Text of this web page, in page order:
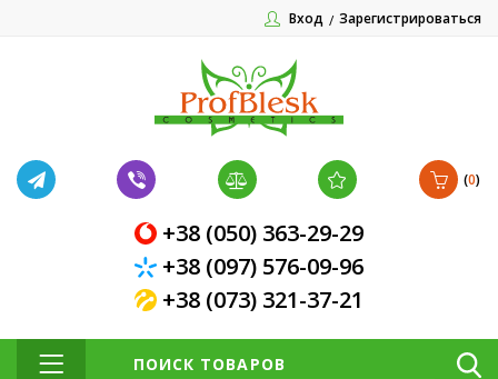
Вход Зарегистрироваться
(0)
+38 (050) 363-29-29
+38 (097) 576-09-96
+38 (073) 321-37-21